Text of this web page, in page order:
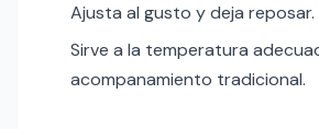
Ajusta al gusto y deja reposar.
Sirve a la temperatura
acompanamiento tradicional.